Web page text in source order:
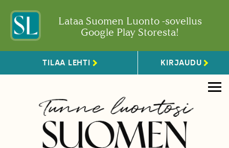
Lataa Suomen Luonto -sovellus
Google Play Storesta!
TILAA LEHTI KIRJAUDU